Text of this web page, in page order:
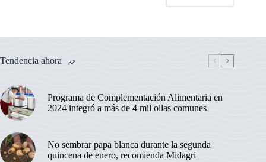
Tendencia ahora
Programa de Complementación Alimentaria en
2024 integró a más de 4 mil ollas comunes
No sembrar papa blanca durante la segunda
quincena de enero, recomienda Midagri